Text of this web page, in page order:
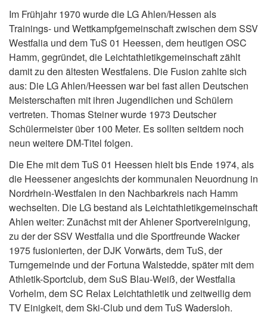
Im Frühjahr 1970 wurde die LG Ahlen/Hessen als
Trainings- und Wettkampfgemeinschaft zwischen dem SSV
Westfalia und dem TuS 01 Heessen, dem heutigen OSC
Hamm, gegründet, die Leichtathletikgemeinschaft zählt
damit zu den ältesten Westfalens. Die Fusion zahlte sich
aus: Die LG Ahlen/Heessen war bei fast allen Deutschen
Meisterschaften mit ihren Jugendlichen und Schülern
vertreten. Thomas Steiner wurde 1973 Deutscher
Schülermeister über 100 Meter. Es sollten seitdem noch
neun weitere DM-Titel folgen.
Die Ehe mit dem TuS 01 Heessen hielt bis Ende 1974, als
die Heessener angesichts der kommunalen Neuordnung in
Nordrhein-Westfalen in den Nachbarkreis nach Hamm
wechselten. Die LG bestand als Leichtathletikgemeinschaft
Ahlen weiter: Zunächst mit der Ahlener Sportvereinigung,
zu der der SSV Westfalia und die Sportfreunde Wacker
1975 fusionierten, der DJK Vorwärts, dem TuS, der
Turngemeinde und der Fortuna Walstedde, später mit dem
Athletik-Sportclub, dem SuS Blau-Weiß, der Westfalia
Vorhelm, dem SC Relax Leichtathletik und zeitweilig dem
TV Einigkeit, dem Ski-Club und dem TuS Wadersloh.